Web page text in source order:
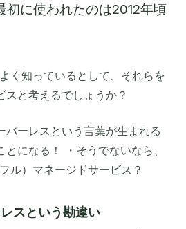
初に使われたのは2012年頃
く知っているとして、それらを
スと考えるでしょうか？
バーレスという言葉が生まれる
になる！ ・そうでないなら、
ル）マネージドサービス？
スという勘違い